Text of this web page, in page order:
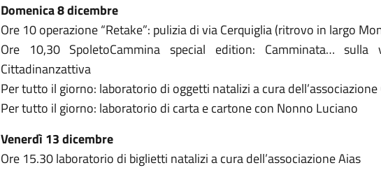
Domenica 8 dicembre
Ore 10 operazione “Retake”: pulizia di via Cerquiglia (ritrovo in largo
Ore 10,30 SpoletoCammina special edition: Camminata…
Cittadinanzattiva
Per tutto il giorno: laboratorio di oggetti natalizi a cura dell’associazione
Per tutto il giorno: laboratorio di carta e cartone con Nonno Luciano
Venerdì 13 dicembre
Ore 15.30 laboratorio di biglietti natalizi a cura dell’associazione Aias